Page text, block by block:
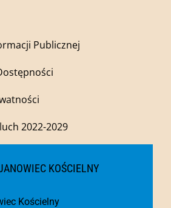
Publicznej
2022-2029
KOŚCIELNY
Kościelny